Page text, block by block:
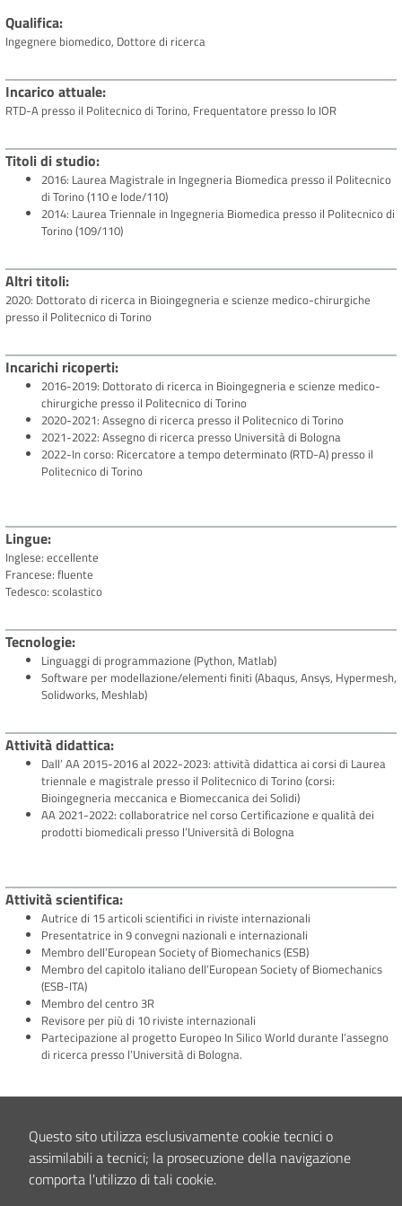
Qualifica
Ingegnere biomedico, Dottore di ricerca
Incarico attuale
RTD-A presso il Politecnico di Torino, Frequentatore presso lo IOR
Titoli di studio
2016: Laurea Magistrale in Ingegneria Biomedica presso il Politecnico
di Torino (110 e lode/110)
2014: Laurea Triennale in Ingegneria Biomedica presso il Politecnico di
Torino (109/110)
Altri titoli
2020: Dottorato di ricerca in Bioingegneria e scienze medico-chirurgiche
presso il Politecnico di Torino
Incarichi ricoperti
2016-2019: Dottorato di ricerca in Bioingegneria e scienze medico-
chirurgiche presso il Politecnico di Torino
2020-2021: Assegno di ricerca presso il Politecnico di Torino
2021-2022: Assegno di ricerca presso Università di Bologna
2022-In corso: Ricercatore a tempo determinato (RTD-A) presso il
Politecnico di Torino
Lingue
Inglese: eccellente
Francese: fluente
Tedesco: scolastico
Tecnologie
Linguaggi di programmazione (Python, Matlab)
Software per modellazione/elementi finiti (Abaqus, Ansys, Hypermesh,
Solidworks, Meshlab)
Attività didattica
Dall’ AA 2015-2016 al 2022-2023: attività didattica ai corsi di Laurea
triennale e magistrale presso il Politecnico di Torino (corsi:
Bioingegneria meccanica e Biomeccanica dei Solidi)
AA 2021-2022: collaboratrice nel corso Certificazione e qualità dei
prodotti biomedicali presso l’Università di Bologna
Attività scientifica
Autrice di 15 articoli scientifici in riviste internazionali
Presentatrice in 9 convegni nazionali e internazionali
Membro dell’European Society of Biomechanics (ESB)
Membro del capitolo italiano dell’European Society of Biomechanics
(ESB-ITA)
Membro del centro 3R
Revisore per più di 10 riviste internazionali
Partecipazione al progetto Europeo In Silico World durante l’assegno
di ricerca presso l’Università di Bologna.
Biomeccanica computazionale, Modellazione a elementi finiti, medicina in
silico, predizione in silico del rischio di frattura dell’osso
Questo sito utilizza esclusivamente cookie tecnici o
assimilabili a tecnici; la prosecuzione della navigazione
comporta l'utilizzo di tali cookie.